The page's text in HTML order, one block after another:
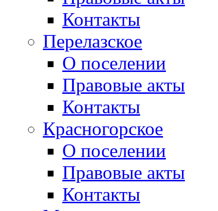
Контакты
Перелазское
О поселении
Правовые акты
Контакты
Красногорское
О поселении
Правовые акты
Контакты